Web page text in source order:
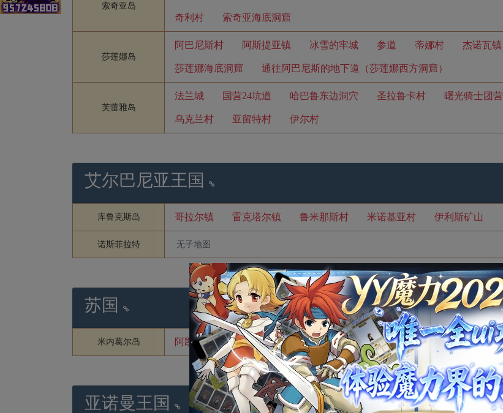
索奇亚岛
奇利村 索奇亚海底洞窟
莎莲娜岛
阿巴尼斯村 阿斯提亚镇 冰雪的牢城 参道 蒂娜村 杰诺瓦镇
莎莲娜海底洞窟 通往阿巴尼斯的地下道（莎莲娜西方洞窟）
芙蕾雅岛
法兰城 国营24坑道 哈巴鲁东边洞穴 圣拉鲁卡村 曙光骑士团
乌克兰村 亚留特村 伊尔村
艾尔巴尼亚王国
库鲁克斯岛 哥拉尔镇 雷克塔尔镇 鲁米那斯村 米诺基亚村 伊利斯矿山
诺斯菲拉特 无子地图
苏国
米内葛尔岛 阿凯鲁法村 海峡通道 坎那贝拉村 南恰拉山通道
亚诺曼王国